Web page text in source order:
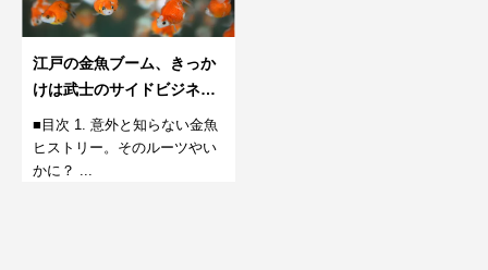
江戸の金魚ブーム、きっか
けは武士のサイドビジネ
ス?！
■目次 1. 意外と知らない金魚
ヒストリー。そのルーツやい
かに？ ...